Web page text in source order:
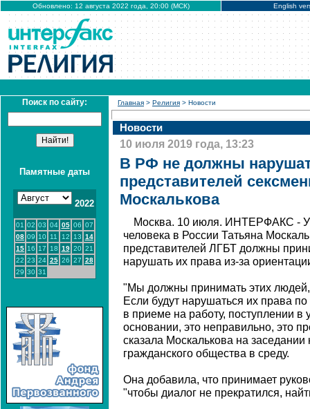
Обновлено: 12 августа 2022 года, 20:00 (МСК) English
Поиск по сайту:
Памятные даты
2022
01 02 03 04 05 06 07
08 09 10 11 12 13 14
15 16 17 18 19 20 21
22 23 24 25 26 27 28
29 30 31
Главная > Религия > Новости
Новости
10 июля 2019 года, 13:23
В РФ не должны
представителей
Москалькова
Москва. 10 июля. ИНТЕРФАКС -
человека в России Татьяна
представителей ЛГБТ должны
нарушать их права из-за
"Мы должны принимать этих
Если будут нарушаться их права по
в приеме на работу, поступлении в
основании, это неправильно, это
сказала Москалькова на
гражданского общества в среду.
Она добавила, что принимает
"чтобы диалог не прекратился,